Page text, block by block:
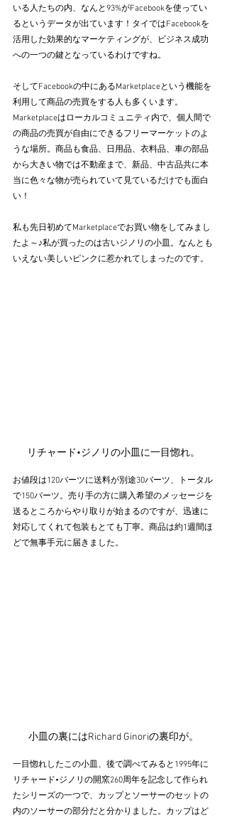
いる人たちの内、なんと93%がFacebookを使ってい
るというデータが出ています！タイではFacebookを
活用した効果的なマーケティングが、ビジネス成功
への一つの鍵となっているわけですね。
そしてFacebookの中にあるMarketplaceという機能を
利用して商品の売買をする人も多くいます。
Marketplaceはローカルコミュニティ内で、個人間で
の商品の売買が自由にできるフリーマーケットのよ
うな場所。商品も食品、日用品、衣料品、車の部品
から大きい物では不動産まで、新品、中古品共に本
当に色々な物が売られていて見ているだけでも面白
い！
私も先日初めてMarketplaceでお買い物をしてみまし
たよ～♪私が買ったのは古いジノリの小皿。なんとも
いえない美しいピンクに惹かれてしまったのです。
リチャード•ジノリの小皿に一目惚れ。
お値段は120バーツに送料が別途30バーツ、トータル
で150バーツ。売り手の方に購入希望のメッセージを
送るところからやり取りが始まるのですが、迅速に
対応してくれて包装もとても丁寧。商品は約1週間ほ
どで無事手元に届きました。
小皿の裏にはRichard Ginoriの裏印が。
一目惚れしたこの小皿、後で調べてみると1995年に
リチャード•ジノリの開窯260周年を記念して作られ
たシリーズの一つで、カップとソーサーのセットの
内のソーサーの部分だと分かりました。カップはど